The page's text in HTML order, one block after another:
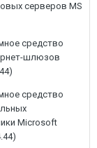
серверов MS
средство
шлюзов
средство
Microsoft